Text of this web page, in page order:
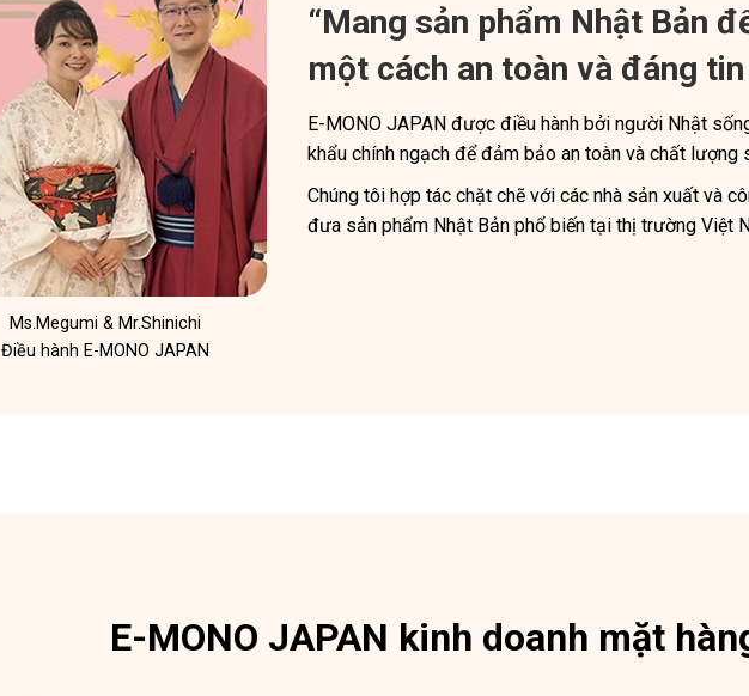
Ms.Megumi & Mr.Shinichi
​Điều hành E-MONO JAPAN
“Mang sản phẩm Nhật Bản
một cách an toàn và đáng tin
E-MONO JAPAN được điều hành bởi người Nhật
khẩu chính ngạch để đảm bảo an toàn và chất lượng
Chúng tôi hợp tác chặt chẽ với các nhà sản xuất và
đưa sản phẩm Nhật Bản phổ biến tại thị trường Việt
E-MONO JAPAN kinh doanh mặt